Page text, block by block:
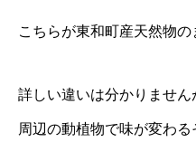
こちらが東和町産天然物の
詳しい違いは分かりません
周辺の動植物で味が変わる